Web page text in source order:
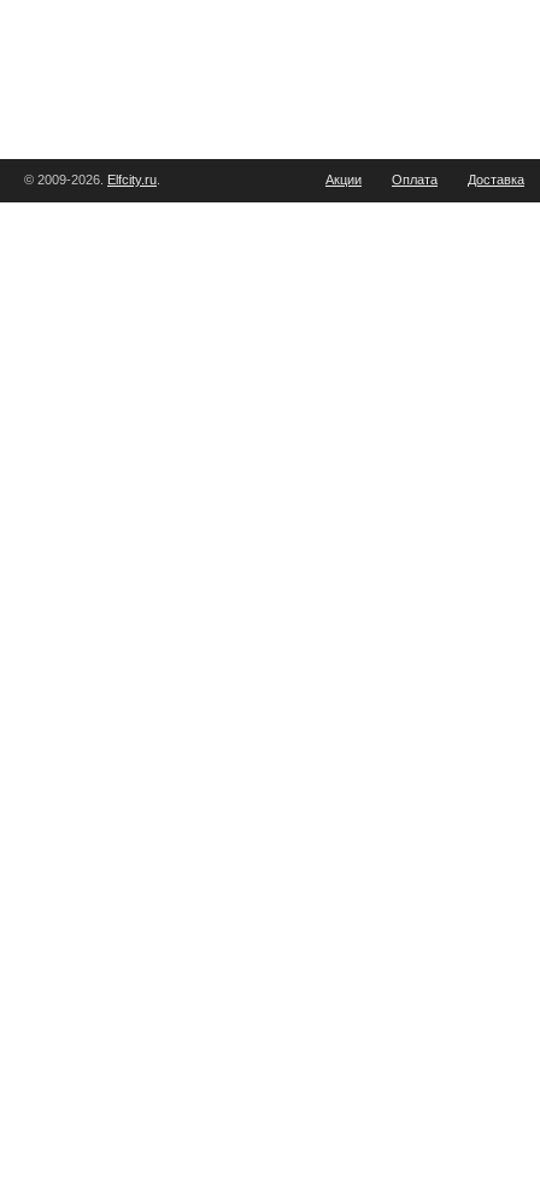
© 2009-2026. Elfcity.ru Акции Оплата Доставка